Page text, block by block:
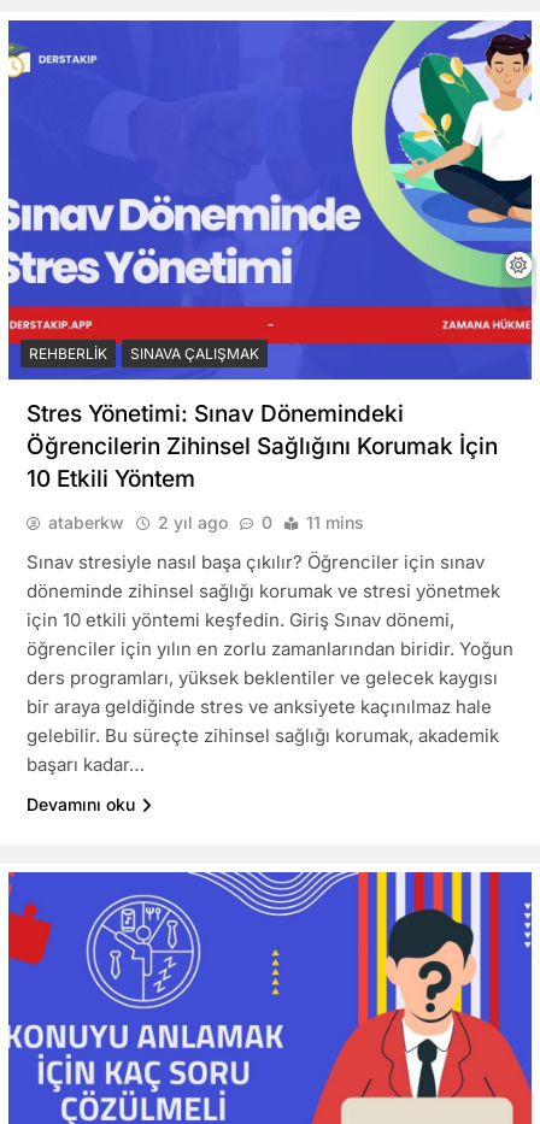
REHBERLIK SINAVA ÇALIŞMAK
Stres Yönetimi: Sınav Dönemindeki
Öğrencilerin Zihinsel Sağlığını Korumak İçin
10 Etkili Yöntem
ataberkw 2 yıl ago 0 11 mins
Sınav stresiyle nasıl başa çıkılır? Öğrenciler için sınav
döneminde zihinsel sağlığı korumak ve stresi yönetmek
için 10 etkili yöntemi keşfedin. Giriş Sınav dönemi,
öğrenciler için yılın en zorlu zamanlarından biridir. Yoğun
ders programları, yüksek beklentiler ve gelecek kaygısı
bir araya geldiğinde stres ve anksiyete kaçınılmaz hale
gelebilir. Bu süreçte zihinsel sağlığı korumak, akademik
başarı kadar…
Devamını oku